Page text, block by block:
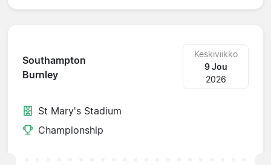
Southampton
Burnley
Keskiviikko
9 Jou
2026
St Mary's Stadium
Championship